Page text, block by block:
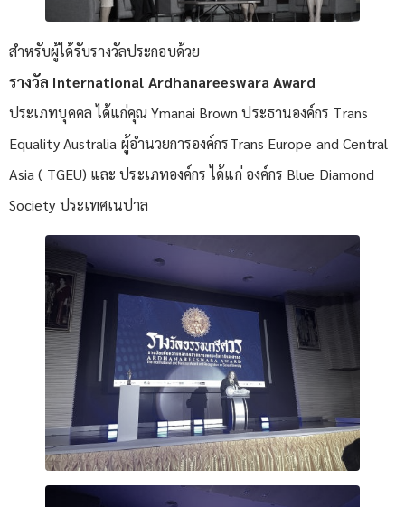
สำหรับผู้ได้รับรางวัลประกอบด้วย
รางวัล International Ardhanareeswara Award
ประเภทบุคคล ได้แก่คุณ Ymanai Brown ประธานองค์กร Trans
Equality Australia ผู้อำนวยการองค์กรTrans Europe and Central
Asia ( TGEU) และ ประเภทองค์กร ได้แก่ องค์กร Blue Diamond
Society ประเทศเนปาล